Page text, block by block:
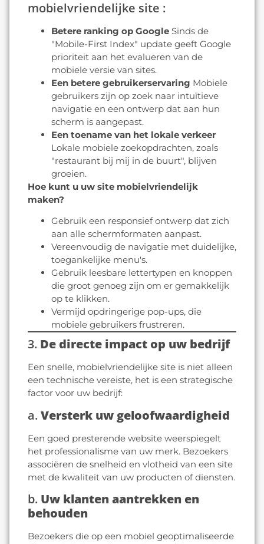
mobielvriendelijke site :
Betere ranking op Google Sinds de
"Mobile-First Index" update geeft Google
prioriteit aan het evalueren van de
mobiele versie van sites.
Een betere gebruikerservaring Mobiele
gebruikers zijn op zoek naar intuïtieve
navigatie en een ontwerp dat aan hun
scherm is aangepast.
Een toename van het lokale verkeer
Lokale mobiele zoekopdrachten, zoals
"restaurant bij mij in de buurt", blijven
groeien.
Hoe kunt u uw site mobielvriendelijk
maken?
Gebruik een responsief ontwerp dat zich
aan alle schermformaten aanpast.
Vereenvoudig de navigatie met duidelijke,
toegankelijke menu's.
Gebruik leesbare lettertypen en knoppen
die groot genoeg zijn om er gemakkelijk
op te klikken.
Vermijd opdringerige pop-ups, die
mobiele gebruikers frustreren.
3. De directe impact op uw bedrijf
Een snelle, mobielvriendelijke site is niet alleen
een technische vereiste, het is een strategische
factor voor uw bedrijf:
a.Versterk uw geloofwaardigheid
Een goed presterende website weerspiegelt
het professionalisme van uw merk. Bezoekers
associëren de snelheid en vlotheid van een site
met de kwaliteit van uw producten of diensten.
b. Uw klanten aantrekken en
behouden
Bezoekers die op een mobiel geoptimaliseerde